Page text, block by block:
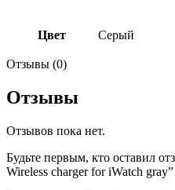
Цвет Серый
Отзывы (0)
Отзывы
Отзывов пока нет.
Будьте первым, кто оставил
Wireless charger for iWatch gray”